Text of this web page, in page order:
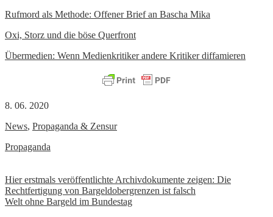
Rufmord als Methode: Offener Brief an Bascha Mika
Oxi, Storz und die böse Querfront
Übermedien: Wenn Medienkritiker andere Kritiker diffamieren
8. 06. 2020
News, Propaganda & Zensur
Propaganda
Beitrags-
Navigation
Hier erstmals veröffentlichte Archivdokumente zeigen: Die
Rechtfertigung von Bargeldobergrenzen ist falsch
Welt ohne Bargeld im Bundestag